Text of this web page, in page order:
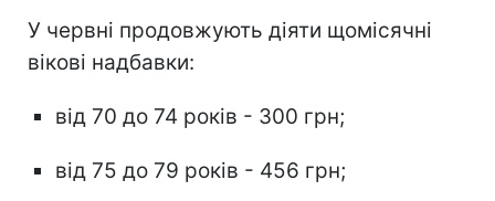
У червні продовжують діяти щомісячні
вікові надбавки:
від 70 до 74 років - 300 грн;
від 75 до 79 років - 456 грн;